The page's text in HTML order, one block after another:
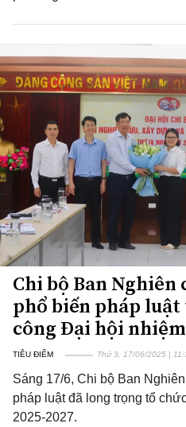
Chi bộ Ban Nghiên
phổ biến pháp
công Đại hội nhiệm
TIÊU ĐIỂM Thứ 3, 17/06/2025 |
Sáng 17/6, Chi bộ Ban
pháp luật đã long trọng tổ
2025-2027.